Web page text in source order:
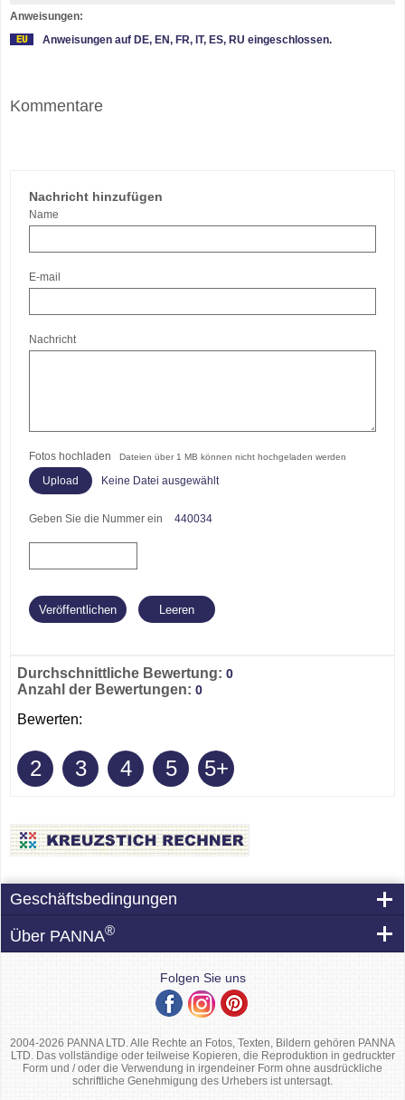
Anweisungen:
Anweisungen auf DE, EN, FR, IT, ES, RU eingeschlossen.
Kommentare
Nachricht hinzufügen
Name
E-mail
Nachricht
Fotos hochladen Dateien über 1 MB können nicht hochgeladen werden
Keine Datei ausgewählt
Geben Sie die Nummer ein 440034
Durchschnittliche Bewertung: 0
Anzahl der Bewertungen: 0
Bewerten:
2 3 4 5 5+
Geschäftsbedingungen
Über PANNA®
Folgen Sie uns
2004-2026 PANNA LTD. Alle Rechte an Fotos, Texten, Bildern gehören PANNA
LTD. Das vollständige oder teilweise Kopieren, die Reproduktion in gedruckter
Form und / oder die Verwendung in irgendeiner Form ohne ausdrückliche
schriftliche Genehmigung des Urhebers ist untersagt.